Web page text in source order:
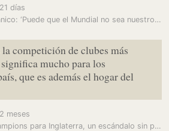
21 días
El Gobierno británico: ‘Puede que el Mundial no sea nuestro, pero las…
competición de clubes más
mucho para los
que es además el hogar del
2 meses
La final de la Champions para Inglaterra, un escándalo sin precedentes